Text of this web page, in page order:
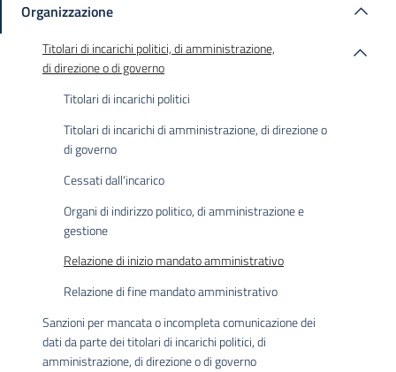
Organizzazione
Titolari di incarichi politici, di amministrazione,
di direzione o di governo
Titolari di incarichi politici
Titolari di incarichi di amministrazione, di direzione o
di governo
Cessati dall'incarico
Organi di indirizzo politico, di amministrazione e
gestione
Relazione di inizio mandato amministrativo
Relazione di fine mandato amministrativo
Sanzioni per mancata o incompleta comunicazione dei
dati da parte dei titolari di incarichi politici, di
amministrazione, di direzione o di governo